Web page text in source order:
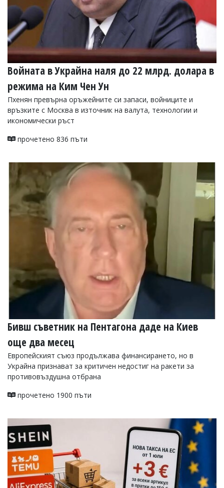
Войната в Украйна наля до 22 млрд. долара в
режима на Ким Чен Ун
Пхенян превърна оръжейните си запаси, войниците и
връзките с Москва в източник на валута, технологии и
икономически ръст
прочетено 836 пъти
Бивш съветник на Пентагона даде на Киев
още два месец
Европейският съюз продължава финансирането, но в
Украйна признават за критичен недостиг на ракети за
противовъздушна отбрана
прочетено 1900 пъти